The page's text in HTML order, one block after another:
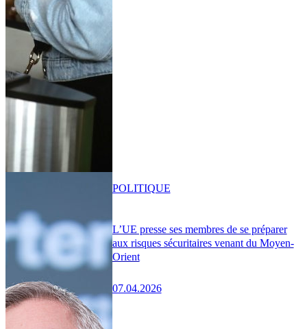
L’UE presse ses membres de se préparer
aux risques sécuritaires venant du Moyen-
Orient
07.04.2026
POLITIQUE